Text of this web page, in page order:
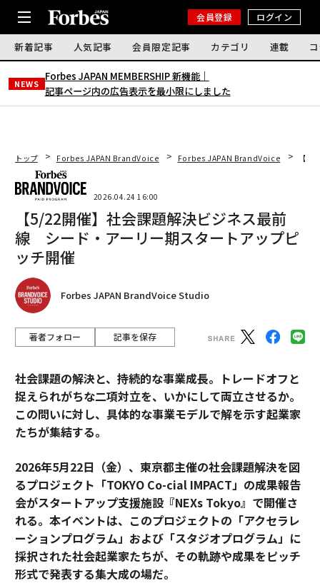
会員登録 ログイン
新着記事 人気記事 会員限定記事 カテゴリ 連載
NEWS
Forbes JAPAN MEMBERSHIP 新機能｜
記事ページ内の広告表示を最小限にしました
トップ Forbes JAPAN BrandVoice Forbes JAPAN BrandVoice 【5/
2026.04.24 16:00
【5/22開催】社会課題解決ビジネス最前
線 シード・アーリー期スタートアップピ
ッチ開催
Forbes JAPAN BrandVoice Studio
著者フォロー 記事を保存
社会課題の解決と、持続的な事業成長。トレードオフと
捉えられがちな二項対立を、いかにして両立させるか。
この問いに対し、具体的な事業モデルで解を示す起業家
たちが集結する。
2026年5月22日（金）、東京都主催の社会課題解決を図
るプロジェクト「TOKYO Co-cial IMPACT」の成果報告
会がスタートアップ支援施設『NEXs Tokyo』で開催さ
れる。本イベントは、このプロジェクトの「アクセラレ
ーションプログラム」および「スタジオプログラム」に
採択された社会起業家たちが、その軌跡や成果をピッチ
形式で発表する集大成の場だ。